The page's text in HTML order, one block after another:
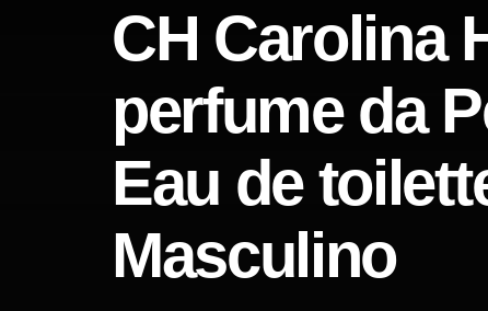
CH Carolina
perfume da
Eau de
Masculino